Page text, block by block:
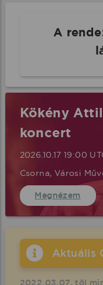
A
Kökény
koncert
2026.10.17 19:00
Csorna, Városi
Megnézem
Aktuális
2022.03.07. től